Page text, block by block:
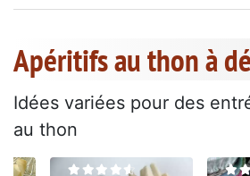
Apéritifs au thon à
Idées variées pour des
au thon